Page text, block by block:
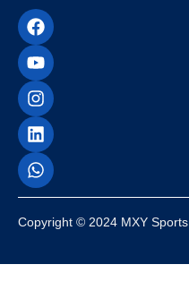
Copyright © 2024 MXY Sports